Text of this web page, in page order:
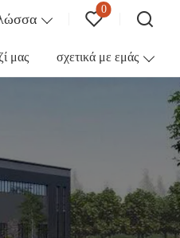
0
μας σχετικά με εμάς